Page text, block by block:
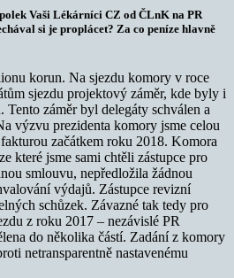
Vaši Lékárníci CZ od ČLnK na PR
si je proplácet? Za co peníze hlavně
korun. Na sjezdu komory v roce
sjezdu projektový záměr, kde byly i
záměr byl delegáty schválen a
výzvu prezidenta komory jsme celou
začátkem roku 2018. Komora
které jsme sami chtěli zástupce pro
smlouvu, nepředložila žádnou
výdajů. Zástupce revizní
schůzek. Závazné tak tedy pro
z roku 2017 – nezávislé PR
do několika částí. Zadání z komory
netransparentně nastavenému